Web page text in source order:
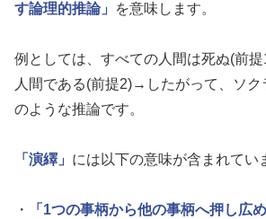
す論理的推論」
を意味します。
例としては、すべての人間は死ぬ(前
人間である(前提2)→したがって、ソク
のような推論です。
「演繹」 には以下の意味が含まれてい
・
「1つの事柄から他の事柄へ押し広